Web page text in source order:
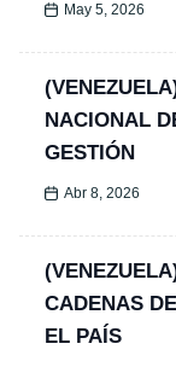
May 5, 2026
NACIONAL
GESTIÓN
Abr 8, 2026
CADENAS
EL PAÍS